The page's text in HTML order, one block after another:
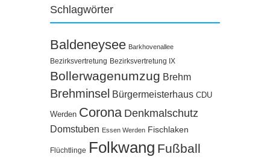
Schlagwörter
Baldeneysee Barkhovenallee
Bezirksvertretung Bezirksvertretung IX
Bollerwagenumzug Brehm
Brehminsel Bürgermeisterhaus CDU
Werden Corona Denkmalschutz
Domstuben Essen Werden Fischlaken
Flüchtlinge Folkwang Fußball